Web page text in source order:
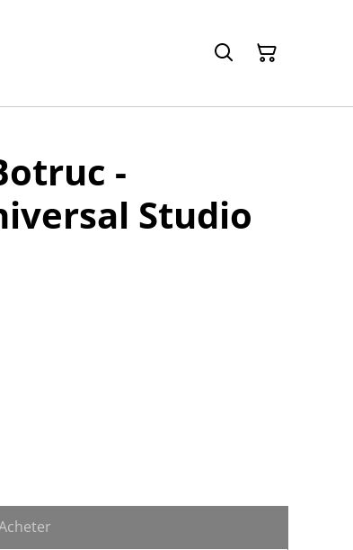
-
Studio